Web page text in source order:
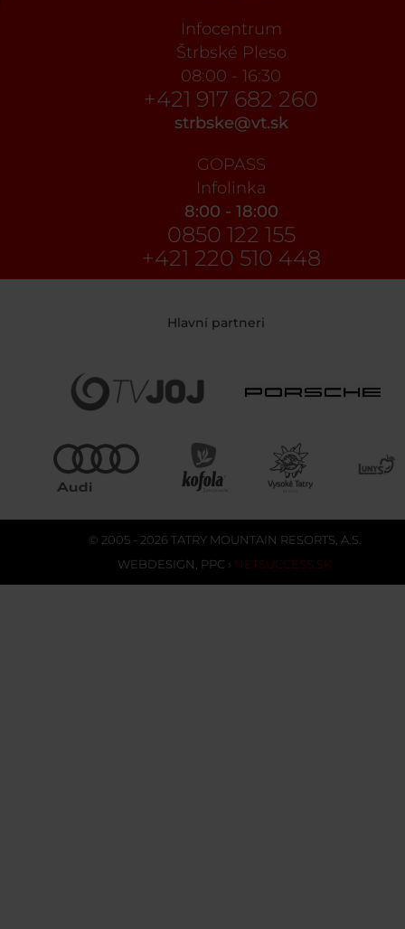
Infocentrum
Štrbské Pleso
08:00 - 16:30
+421 917 682 260
strbske@vt.sk
GOPASS
Infolinka
8:00 - 18:00
0850 122 155
+421 220 510 448
Hlavní partneri
© 2005 - 2026 TATRY MOUNTAIN RESORTS, A.S.
WEBDESIGN PPC › NETSUCCESS.SK